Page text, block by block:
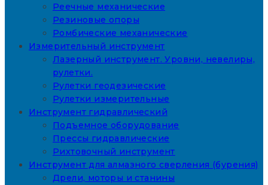
Реечные механические
Резиновые опоры
Ромбические механические
Измерительный инструмент
Лазерный инструмент. Уровни, невелиры,
рулетки.
Рулетки геодезические
Рулетки измерительные
Инструмент гидравлический
Подъемное оборудование
Прессы гидравлические
Рихтовочный инструмент
Инструмент для алмазного сверления (бурения)
Дрели, моторы и станины